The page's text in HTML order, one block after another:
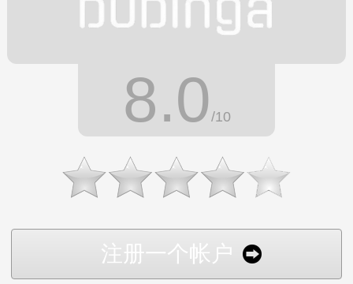
8.0 /10
注册一个帐户